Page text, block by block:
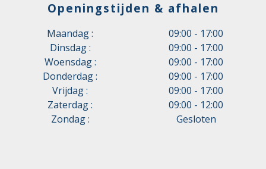
Openingstijden & afhalen
Maandag :
09:00 - 17:00
Dinsdag :
09:00 - 17:00
Woensdag :
09:00 - 17:00
Donderdag :
09:00 - 17:00
Vrijdag :
09:00 - 17:00
Zaterdag :
09:00 - 12:00
Zondag :
Gesloten